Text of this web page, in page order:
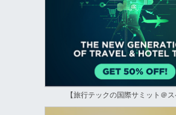
【旅行テックの国際サミット＠ス